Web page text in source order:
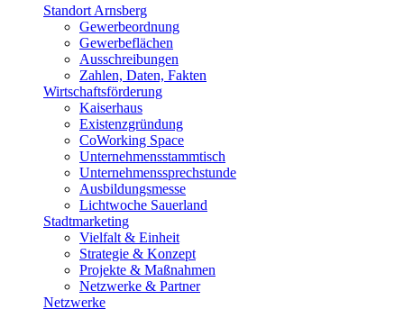
Standort Arnsberg
Gewerbeordnung
Gewerbeflächen
Ausschreibungen
Zahlen, Daten, Fakten
Wirtschaftsförderung
Kaiserhaus
Existenzgründung
CoWorking Space
Unternehmensstammtisch
Unternehmenssprechstunde
Ausbildungsmesse
Lichtwoche Sauerland
Stadtmarketing
Vielfalt & Einheit
Strategie & Konzept
Projekte & Maßnahmen
Netzwerke & Partner
Netzwerke